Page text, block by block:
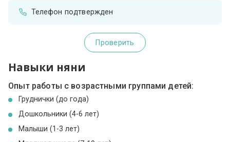
Телефон подтвержден
Проверить
Навыки няни
Опыт работы с возрастными группами детей:
Груднички (до года)
Дошкольники (4-6 лет)
Малыши (1-3 лет)